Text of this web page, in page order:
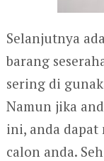
Selanjutnya
barang
sering di
Namun jika
ini, anda dapat
calon anda.